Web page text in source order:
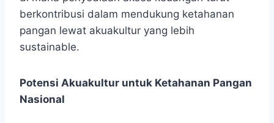
berkontribusi dalam mendukung ketahanan
pangan lewat akuakultur yang lebih
sustainable.
Potensi Akuakultur untuk Ketahanan Pangan
Nasional